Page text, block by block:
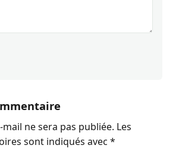
ne sera pas publiée. Les
sont indiqués avec *